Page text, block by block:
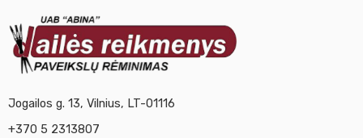
Jogailos g. 13, Vilnius, LT-01116
+370 5 2313807